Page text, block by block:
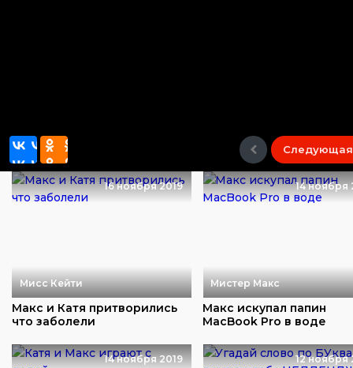
Следующая
16 ноября 2019
Мисс Кейти
Макс и Катя притворились
что заболели
14 ноября
Мистер Макс
Макс искупал папин
MacBook Pro в воде
14 ноября 2019 12 ноября